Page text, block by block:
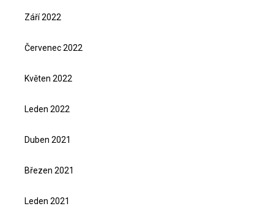
Září 2022
Červenec 2022
Květen 2022
Leden 2022
Duben 2021
Březen 2021
Leden 2021